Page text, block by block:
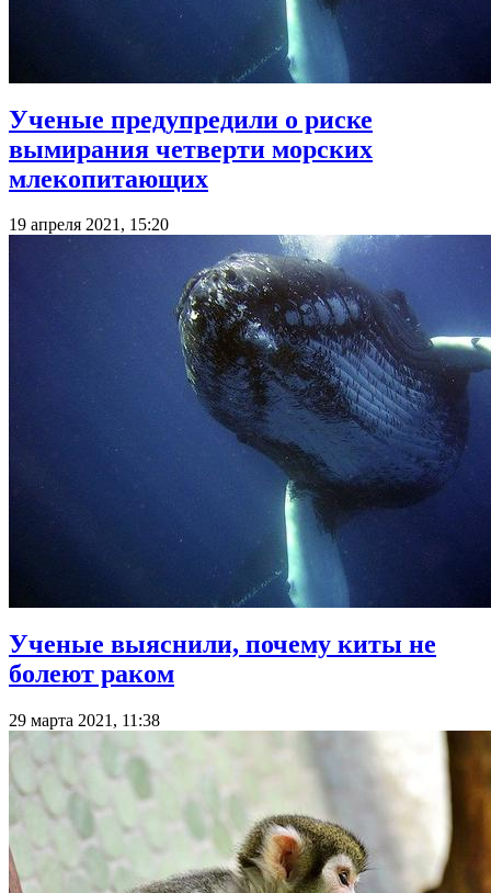
Ученые предупредили о риске
вымирания четверти морских
млекопитающих
19 апреля 2021, 15:20
Ученые выяснили, почему киты не
болеют раком
29 марта 2021, 11:38